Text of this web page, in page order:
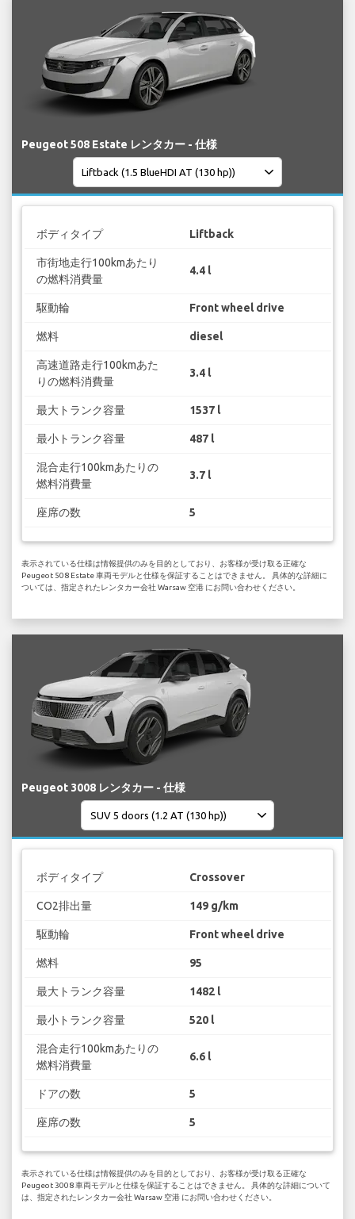
Peugeot 508 Estate レンタカー - 仕様
ボディタイプ Liftback
市街地走行100kmあたり
の燃料消費量
4.4 l
駆動輪 Front wheel drive
燃料 diesel
高速道路走行100kmあた
りの燃料消費量
3.4 l
最大トランク容量 1537 l
最小トランク容量 487 l
混合走行100kmあたりの
燃料消費量
3.7 l
座席の数 5
表示されている仕様は情報提供のみを目的としており、お客様が受け取る正確な
Peugeot 508 Estate 車両モデルと仕様を保証することはできません。 具体的な詳細に
ついては、指定されたレンタカー会社 Warsaw 空港 にお問い合わせください。
Peugeot 3008 レンタカー - 仕様
ボディタイプ Crossover
CO2排出量 149 g/km
駆動輪 Front wheel drive
燃料 95
最大トランク容量 1482 l
最小トランク容量 520 l
混合走行100kmあたりの
燃料消費量
6.6 l
ドアの数 5
座席の数 5
表示されている仕様は情報提供のみを目的としており、お客様が受け取る正確な
Peugeot 3008 車両モデルと仕様を保証することはできません。 具体的な詳細について
は、指定されたレンタカー会社 Warsaw 空港 にお問い合わせください。